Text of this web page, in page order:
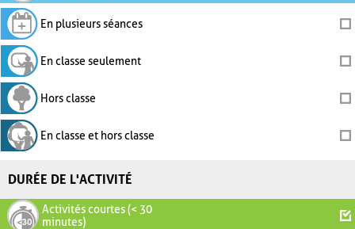
En plusieurs séances
En classe seulement
Hors classe
En classe et hors classe
DURÉE DE L'ACTIVITÉ
Activités courtes (< 30
minutes)